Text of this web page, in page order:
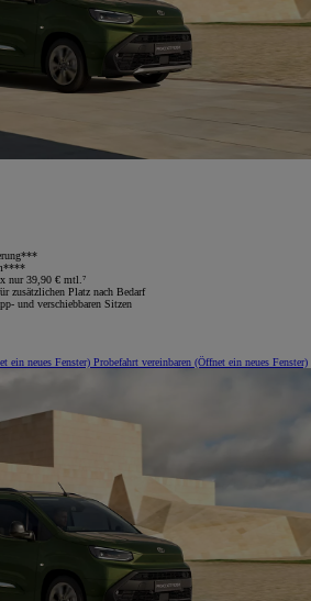
nur 39,90 € mtl.⁷
zusätzlichen Platz nach Bedarf
und verschiebbaren Sitzen
ein neues Fenster) Probefahrt vereinbaren (Öffnet ein neues Fenster)